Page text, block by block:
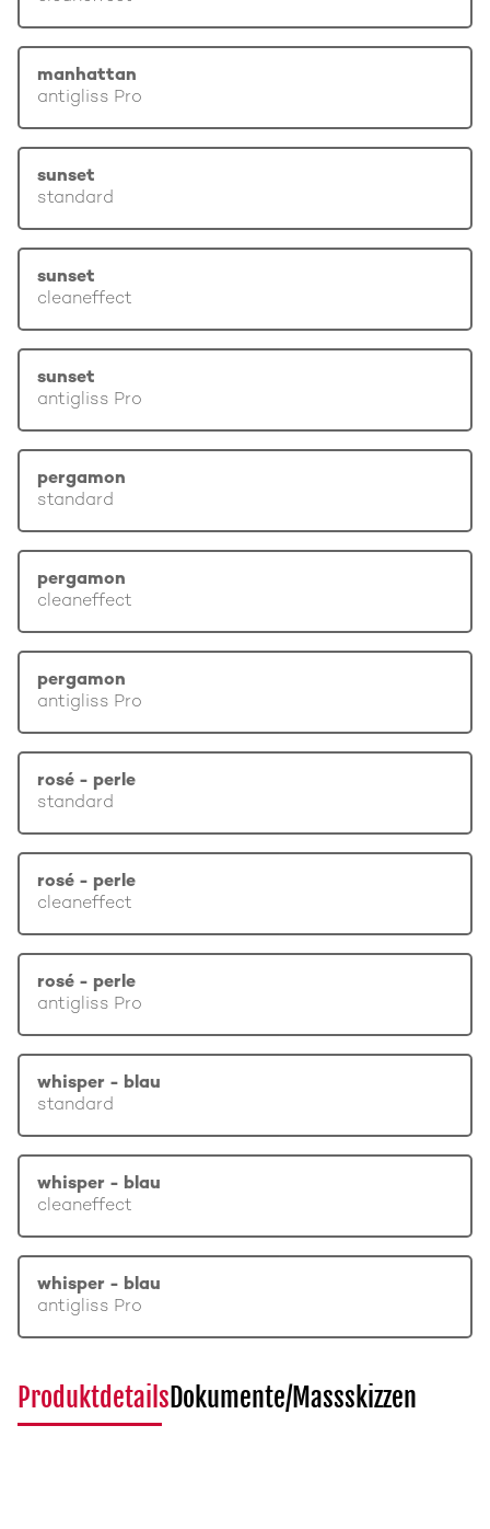
manhattan
antigliss Pro
sunset
standard
sunset
cleaneffect
sunset
antigliss Pro
pergamon
standard
pergamon
cleaneffect
pergamon
antigliss Pro
rosé - perle
standard
rosé - perle
cleaneffect
rosé - perle
antigliss Pro
whisper - blau
standard
whisper - blau
cleaneffect
whisper - blau
antigliss Pro
ProduktdetailsDokumente/Massskizzen